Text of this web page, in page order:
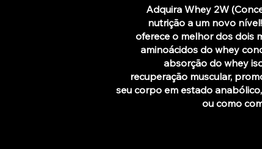
Adquira Whey 2W
nutrição a um novo
oferece o melhor dos dois
aminoácidos do whey
absorção do whey
recuperação muscular,
seu corpo em estado
ou como